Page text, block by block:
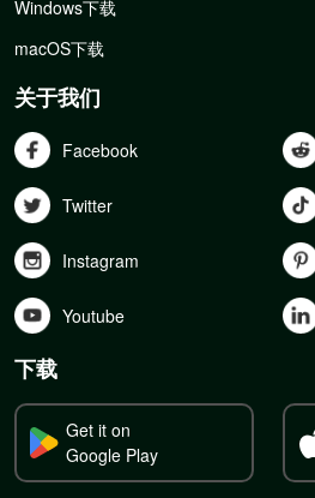
Windows下载
macOS下载
关于我们
Facebook
Twitter
Instagram
Youtube
下载
Get it on
Google Play